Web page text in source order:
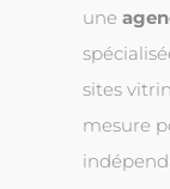
une
sites
mesure